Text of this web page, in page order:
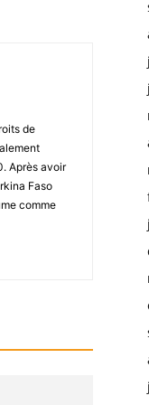
de
Après avoir
Faso
comme